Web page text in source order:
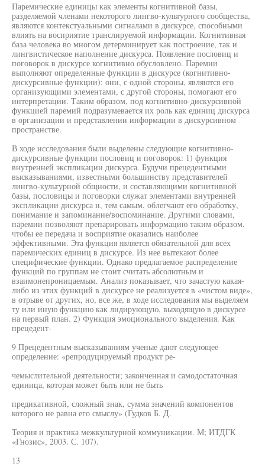
Паремические единицы как элементы когнитивной базы,
разделяемой членами некоторого лингво-культурного сообщества,
являются контекстуальными сигналами в дискурсе, способными
влиять на восприятие транслируемой информации. Когнитивная
база человека во многом детерминирует как построение, так и
лингвистическое наполнение дискурса. Появление пословиц и
поговорок в дискурсе когнитивно обусловлено. Паремии
выполняют определенные функции в дискурсе (когнитивно-
дискурсивные функции): они, с одной стороны, являются его
организующими элементами, с другой стороны, помогают его
интерпретации. Таким образом, под когнитивно-дискурсивной
функцией паремий подразумевается их роль как единиц дискурса
в организации и представлении информации в дискурсивном
пространстве.
В ходе исследования были выделены следующие когнитивно-
дискурсивные функции пословиц и поговорок: 1) функция
внутренней экспликации дискурса. Будучи прецедентными
высказываниями, известными большинству представителей
лингво-культурной общности, и составляющими когнитивной
базы, пословицы и поговорки служат элементами внутренней
экспликации дискурса и, тем самым, облегчают его обработку,
понимание и запоминание/воспоминание. Другими словами,
паремии позволяют препарировать информацию таким образом,
чтобы ее передача и восприятие оказались наиболее
эффективными. Эта функция является обязательной для всех
паремических единиц в дискурсе. Из нее вытекают более
специфические функции. Однако предлагаемое распределение
функций по группам не стоит считать абсолютным и
взаимонепроницаемым. Анализ показывает, что зачастую какая-
либо из этих функций в дискурсе не реализуется в «чистом виде»,
в отрыве от других, но, все же, в ходе исследования мы выделяем
ту или иную функцию как лидирующую, выходящую в дискурсе
на первый план. 2) Функция эмоционального выделения. Как
прецедент-
9 Прецедентным высказываниям ученые дают следующее
определение: «репродуцируемый продукт ре-
чемыслительной деятельности; законченная и самодостаточная
единица, которая может быть или не быть
предикативной, сложный знак, сумма значений компонентов
которого не равна его смыслу» (Гудков Б. Д.
Теория и практика межкультурной коммуникации. М; ИТДГК
«Гнозис», 2003. С. 107).
13